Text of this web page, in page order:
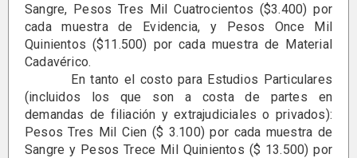
Sangre, Pesos Tres Mil Cuatrocientos ($3.400) por
cada muestra de Evidencia, y Pesos Once Mil
Quinientos ($11.500) por cada muestra de Material
Cadavérico.
En tanto el costo para Estudios Particulares
(incluidos los que son a costa de partes en
demandas de filiación y extrajudiciales o privados):
Pesos Tres Mil Cien ($ 3.100) por cada muestra de
Sangre y Pesos Trece Mil Quinientos ($ 13.500) por